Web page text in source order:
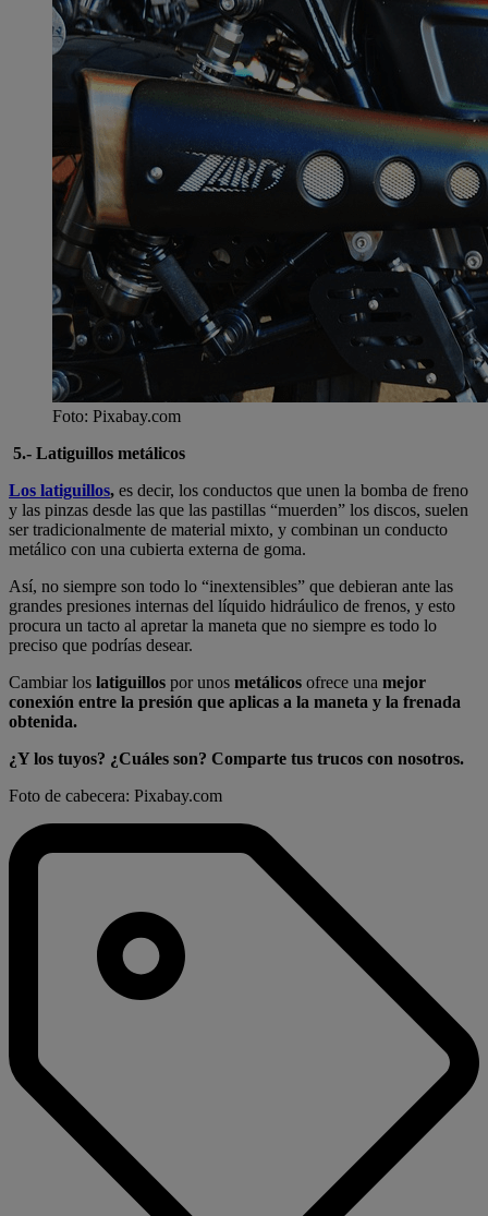
Foto: Pixabay.com
5.- Latiguillos metálicos
Los latiguillos, es decir, los conductos que unen la bomba de freno
y las pinzas desde las que las pastillas “muerden” los discos, suelen
ser tradicionalmente de material mixto, y combinan un conducto
metálico con una cubierta externa de goma.
Así, no siempre son todo lo “inextensibles” que debieran ante las
grandes presiones internas del líquido hidráulico de frenos, y esto
procura un tacto al apretar la maneta que no siempre es todo lo
preciso que podrías desear.
Cambiar los latiguillos por unos metálicos ofrece una mejor
conexión entre la presión que aplicas a la maneta y la frenada
obtenida.
¿Y los tuyos? ¿Cuáles son? Comparte tus trucos con nosotros.
Foto de cabecera: Pixabay.com